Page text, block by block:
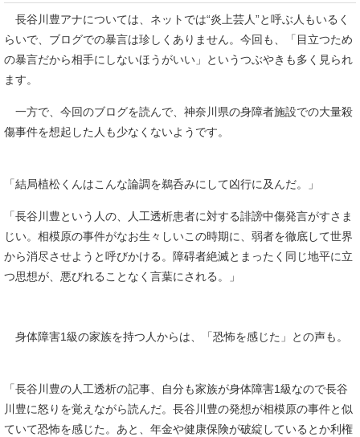
長谷川豊アナについては、ネットでは“炎上芸人”と呼ぶ人もいるく
らいで、ブログでの暴言は珍しくありません。今回も、「目立つため
の暴言だから相手にしないほうがいい」というつぶやきも多く見られ
ます。
一方で、今回のブログを読んで、神奈川県の身障者施設での大量殺
傷事件を想起した人も少なくないようです。
「結局植松くんはこんな論調を鵜呑みにして凶行に及んだ。」
「長谷川豊という人の、人工透析患者に対する誹謗中傷発言がすさま
じい。相模原の事件がなお生々しいこの時期に、弱者を徹底して世界
から消尽させようと呼びかける。障碍者絶滅とまったく同じ地平に立
つ思想が、悪びれることなく言葉にされる。」
身体障害1級の家族を持つ人からは、「恐怖を感じた」との声も。
「長谷川豊の人工透析の記事、自分も家族が身体障害1級なので長谷
川豊に怒りを覚えながら読んだ。長谷川豊の発想が相模原の事件と似
ていて恐怖を感じた。あと、年金や健康保険が破綻しているとか利権